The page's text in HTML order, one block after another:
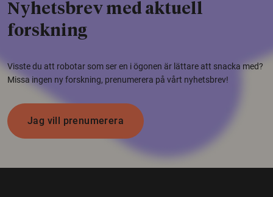
Nyhetsbrev med aktuell
forskning
Visste du att robotar som ser en i ögonen är lättare att snacka med?
Missa ingen ny forskning, prenumerera på vårt nyhetsbrev!
Jag vill prenumerera